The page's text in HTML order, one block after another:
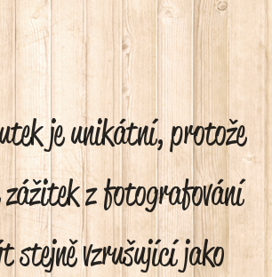
je unikátní, protože
zážitek z fotografování
stejně vzrušující jako